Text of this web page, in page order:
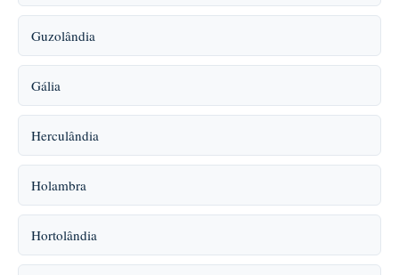
Guzolândia
Gália
Herculândia
Holambra
Hortolândia